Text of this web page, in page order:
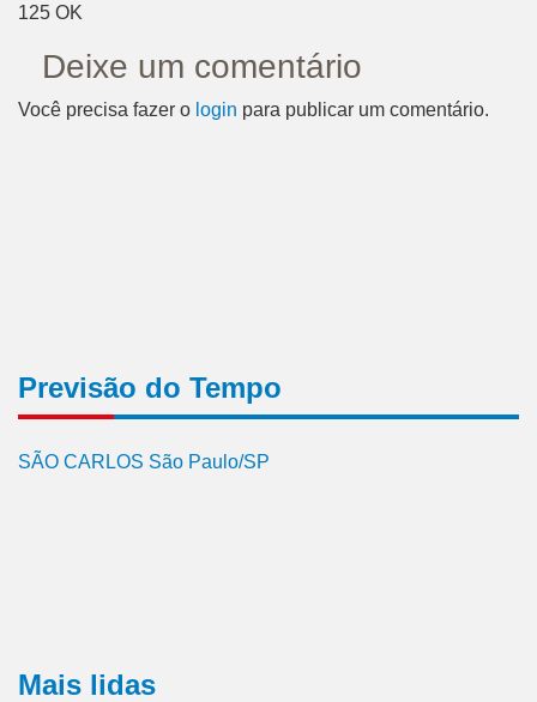
125 OK
Deixe um comentário
Você precisa fazer o login para publicar um comentário.
Previsão do Tempo
SÃO CARLOS São Paulo/SP
Mais lidas